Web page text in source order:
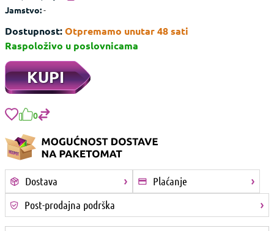
Jamstvo:-
Dostupnost:Otpremamo unutar 48 sati
Raspoloživo u poslovnicama
KUPI
0
Dostava
Plaćanje
Post-prodajna podrška